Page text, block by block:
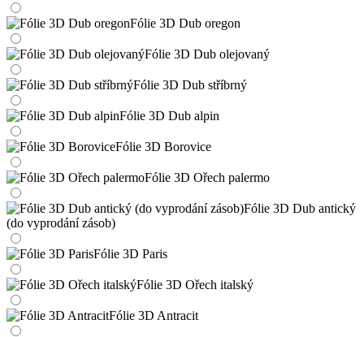
Fólie 3D Dub oregon
Fólie 3D Dub olejovaný
Fólie 3D Dub stříbrný
Fólie 3D Dub alpin
Fólie 3D Borovice
Fólie 3D Ořech palermo
Fólie 3D Dub antický
(do vyprodání zásob)
Fólie 3D Paris
Fólie 3D Ořech italský
Fólie 3D Antracit